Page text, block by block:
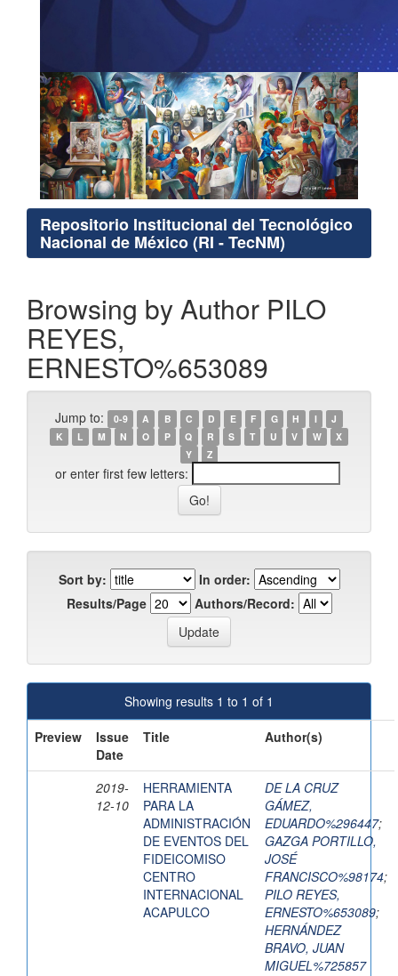
Repositorio Institucional del Tecnológico
Nacional de México (RI - TecNM)
Browsing by Author PILO
REYES,
ERNESTO%653089
Jump to: 0-9 A B C D E F G H I
J
K
L M N O P Q R S T U V W
X
Y
Z
or enter first few letters:
Sort by:
In order:
Results/Page
Authors/Record:
Showing results 1 to 1 of 1
Preview
Issue
Date
Title Author(s)
2019-
12-10
HERRAMIENTA
PARA LA
ADMINISTRACIÓN
DE EVENTOS DEL
FIDEICOMISO
CENTRO
INTERNACIONAL
ACAPULCO
DE LA CRUZ
GÁMEZ,
EDUARDO%296447;
GAZGA PORTILLO,
JOSÉ
FRANCISCO%98174;
PILO REYES,
ERNESTO%653089;
HERNÁNDEZ
BRAVO, JUAN
MIGUEL%725857